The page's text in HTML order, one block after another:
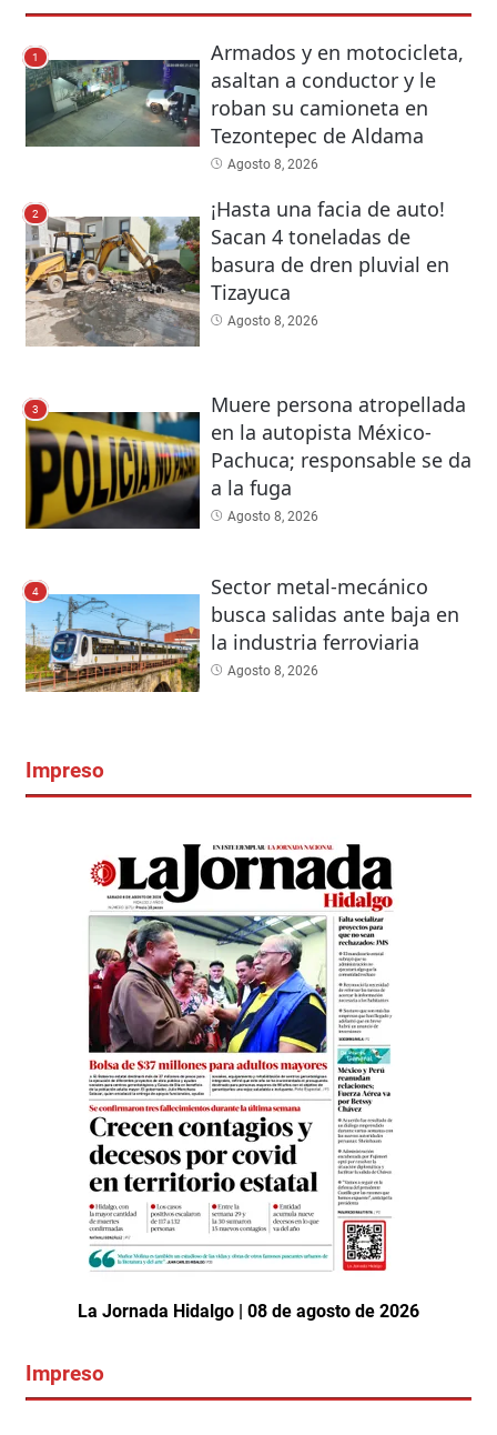
1
Armados y en motocicleta,
asaltan a conductor y le
roban su camioneta en
Tezontepec de Aldama
Agosto 8, 2026
2
¡Hasta una facia de auto!
Sacan 4 toneladas de
basura de dren pluvial en
Tizayuca
Agosto 8, 2026
3
Muere persona atropellada
en la autopista México-
Pachuca; responsable se da
a la fuga
Agosto 8, 2026
4
Sector metal-mecánico
busca salidas ante baja en
la industria ferroviaria
Agosto 8, 2026
Impreso
La Jornada Hidalgo | 08 de agosto de 2026
Impreso